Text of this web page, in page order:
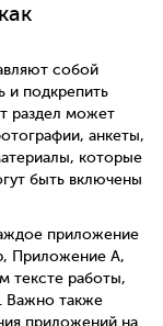
собой
и подкрепить
раздел может
анкеты,
которые
быть включены
приложение
Приложение А,
тексте работы,
Важно также
приложений на